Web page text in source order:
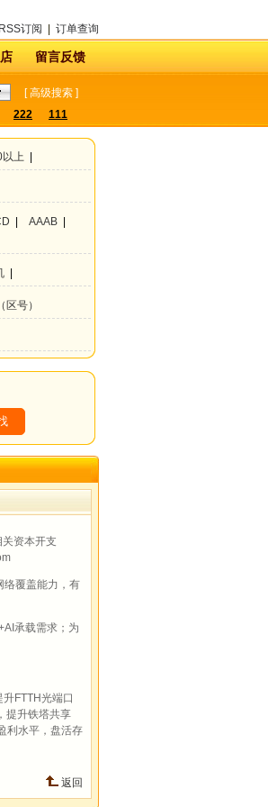
RSS订阅 订单查询
留言反馈
[高级搜索 ]
222 111
以上
AAAB
区号）
资本开支
络覆盖能力，有
承载需求；为
FTTH光端口
提升铁塔共享
利水平，盘活存
返回